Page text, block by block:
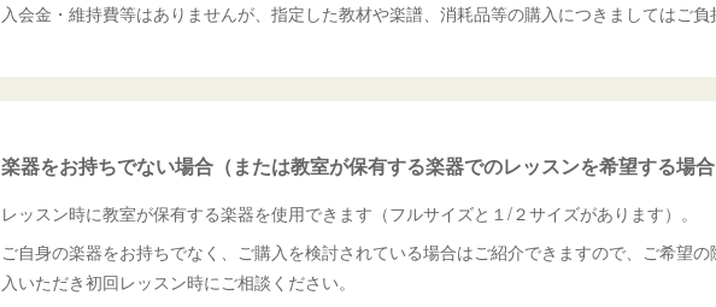
入会金・維持費等はありませんが、指定した教材や楽譜、消耗品等の購入につきましてはご負
楽器をお持ちでない場合（または教室が保有する楽器でのレッスンを希望する場合
レッスン時に教室が保有する楽器を使用できます（フルサイズと１/２サイズがあります）。
ご自身の楽器をお持ちでなく、ご購入を検討されている場合はご紹介できますので、ご希望
入いただき初回レッスン時にご相談ください。